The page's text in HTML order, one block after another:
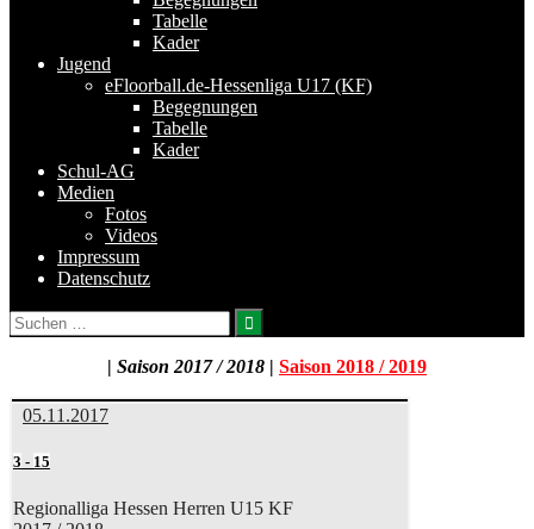
Tabelle
Kader
Jugend
eFloorball.de-Hessenliga U17 (KF)
Begegnungen
Tabelle
Kader
Schul-AG
Medien
Fotos
Videos
Impressum
Datenschutz
Suchen
nach:
| Saison 2017 / 2018 | Saison 2018 / 2019
05.11.2017
3 - 15
Regionalliga Hessen Herren U15 KF